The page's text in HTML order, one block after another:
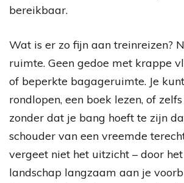
bereikbaar.
Wat is er zo fijn aan treinreizen?
ruimte. Geen gedoe met krappe
of beperkte bagageruimte. Je
rondlopen, een boek lezen, of
zonder dat je bang hoeft te zijn
schouder van een vreemde
vergeet niet het uitzicht – door
landschap langzaam aan je